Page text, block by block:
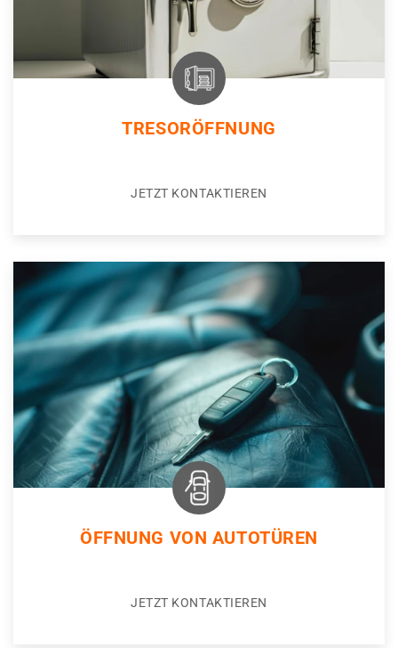
TRESORÖFFNUNG
JETZT KONTAKTIEREN
ÖFFNUNG VON AUTOTÜREN
JETZT KONTAKTIEREN